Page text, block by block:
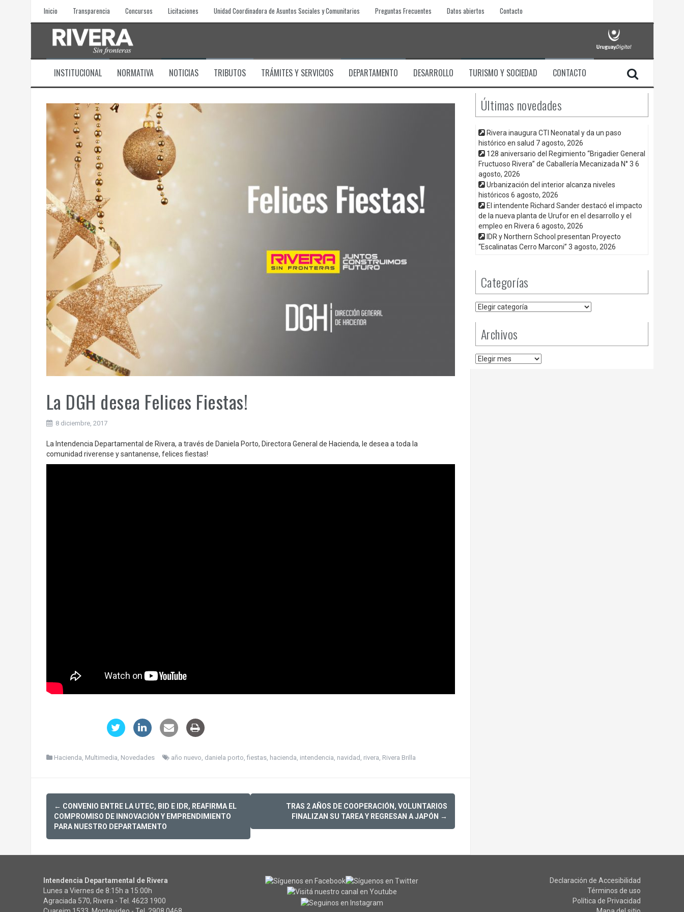
Inicio Transparencia Concursos Licitaciones Unidad Coordinadora de Asuntos Sociales y Comunitarios Preguntas Frecuentes Datos abiertos Contacto
INSTITUCIONAL NORMATIVA NOTICIAS TRIBUTOS TRÁMITES Y SERVICIOS DEPARTAMENTO DESARROLLO TURISMO Y SOCIEDAD CONTACTO
La DGH desea Felices Fiestas!
8 diciembre, 2017
La Intendencia Departamental de Rivera, a través de Daniela Porto, Directora General de Hacienda, le desea a toda la
comunidad riverense y santanense, felices fiestas!
Hacienda Multimedia Novedades año nuevo daniela porto ,fiestas, hacienda intendencia navidad rivera Rivera Brilla
Post
navigation
← CONVENIO ENTRE LA UTEC, BID E IDR, REAFIRMA EL
COMPROMISO DE INNOVACIÓN Y EMPRENDIMIENTO
PARA NUESTRO DEPARTAMENTO
TRAS 2 AÑOS DE COOPERACIÓN, VOLUNTARIOS
FINALIZAN SU TAREA Y REGRESAN A JAPÓN →
Últimas novedades
Rivera inaugura CTI Neonatal y da un paso
histórico en salud 7 agosto, 2026
128 aniversario del Regimiento “Brigadier General
Fructuoso Rivera” de Caballería Mecanizada N° 3 6
agosto, 2026
Urbanización del interior alcanza niveles
históricos 6 agosto, 2026
El intendente Richard Sander destacó el impacto
de la nueva planta de Urufor en el desarrollo y el
empleo en Rivera 6 agosto, 2026
IDR y Northern School presentan Proyecto
“Escalinatas Cerro Marconi” 3 agosto, 2026
Categorías
Categorías
Archivos
Archivos
Intendencia Departamental de Rivera
Lunes a Viernes de 8:15h a 15:00h
Agraciada 570, Rivera - Tel. 4623 1900
Declaración de Accesibilidad
Términos de uso
Política de Privacidad